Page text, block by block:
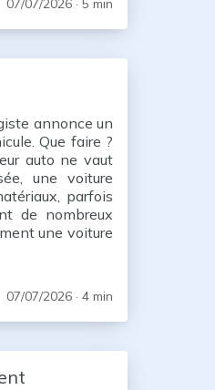
07/07/2026 · 5 min
annonce un
Que faire ?
auto ne vaut
une voiture
parfois
de nombreux
une voiture
07/07/2026 · 4 min